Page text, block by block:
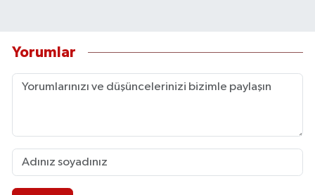
Yorumlar